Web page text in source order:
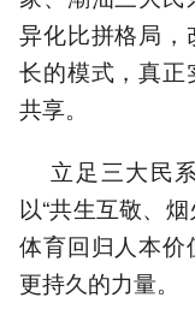
异化比拼格局，
长的模式，真
共享。
立足三大民
以“共生互敬、
体育回归人本价
更持久的力量。